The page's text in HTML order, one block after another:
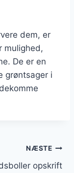
dem, er
mulighed,
De er en
grøntsager i
NÆSTE
opskrift